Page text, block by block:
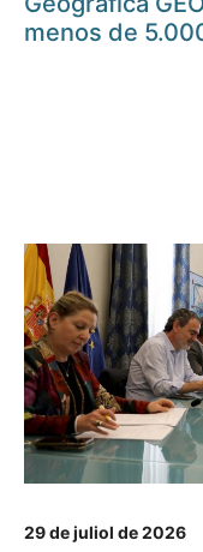
menos de
29 de juliol de 2026